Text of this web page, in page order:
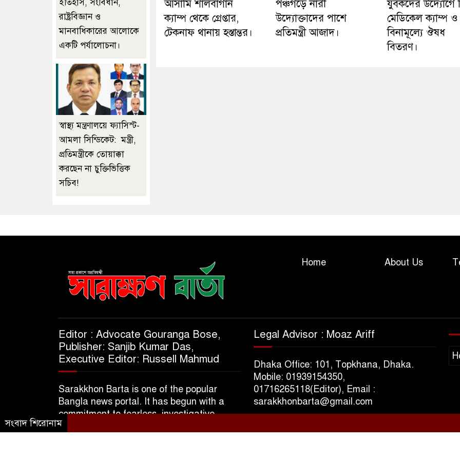
আসামি শালবাগান
ক্যাম্প থেকে গ্রেপ্তার,
টেকনাফ থানায় হস্তান্তর।
পঞ্চগড়ে নারী
উদ্যোক্তাদের পাশে
প্রতিমন্ত্রী আজাদ।
যুবকদের উদ্যোগে
মেডিকেল ক্যাম্প ও
বিনামূল্যে ঔষধ
বিতরণ।
ইতিহাস, সংবিধান,
রাষ্ট্রবিজ্ঞান ও
মানবাধিকারের আলোকে
একটি পর্যালোচনা।
স্বাস্থ্য মন্ত্রণালয়ে ফ্যাসিস্ট-
আমলা সিন্ডিকেট: মন্ত্রী,
প্রতিমন্ত্রীকে তোয়াক্কা
করছেন না চুক্তিভিত্তিক
সচিব!
Home About Us
Editor : Advocate Gouranga Bose,
Publisher: Sanjib Kumar Das,
Executive Editor: Russell Mahmud
Sarakkhon Barta is one of the popular
Bangla news portal. It has begun with a
commitment to fearless, investigative,
informative & independent journalism.
Legal Advisor : Moaz Ariff
Dhaka Office: 101, Topkhana, Dhaka.
Mobile: 01939154350,
01716265118(Editor), Email :
sarakkhonbarta@gmail.com
সংবাদ শিরোনাম